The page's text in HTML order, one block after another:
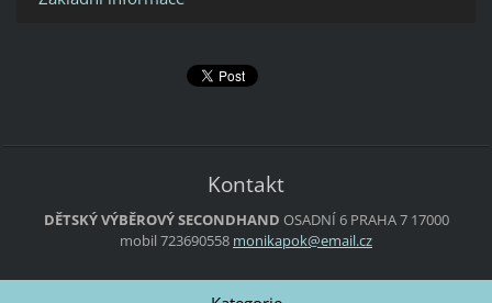
Kontakt
DĚTSKÝ VÝBĚROVÝ SECONDHAND OSADNÍ 6PRAHA 717000
mobil 723690558 monikapok@email.cz